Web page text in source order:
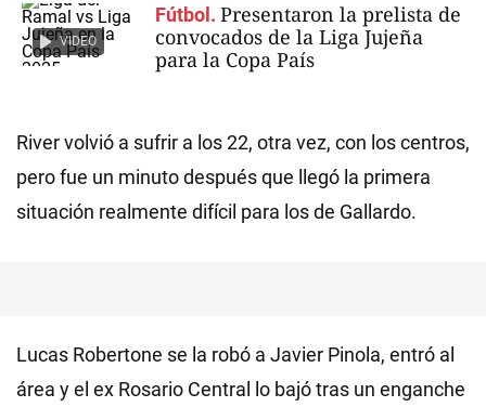
VIDEO
Fútbol. Presentaron la prelista de
convocados de la Liga Jujeña
para la Copa País
River volvió a sufrir a los 22, otra vez, con los centros,
pero fue un minuto después que llegó la primera
situación realmente difícil para los de Gallardo.
Lucas Robertone se la robó a Javier Pinola, entró al
área y el ex Rosario Central lo bajó tras un enganche